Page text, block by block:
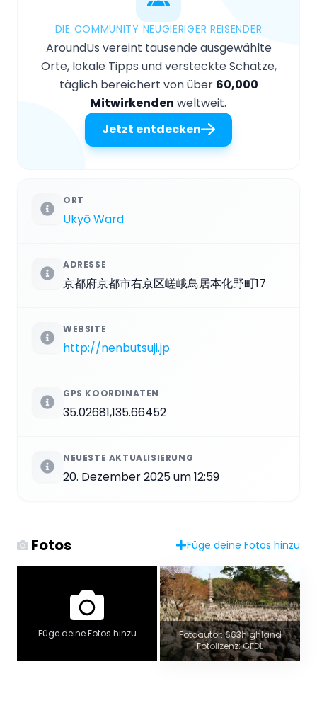
DIE COMMUNITY NEUGIERIGER REISENDER
AroundUs vereint tausende ausgewählte
Orte, lokale Tipps und versteckte Schätze,
täglich bereichert von über 60,000
Mitwirkenden weltweit.
Jetzt entdecken
ORT
Ukyō Ward
ADRESSE
京都府京都市右京区嵯峨鳥居本化野町17
WEBSITE
http://nenbutsuji.jp
GPS KOORDINATEN
35.02681,135.66452
NEUESTE AKTUALISIERUNG
20. Dezember 2025 um 12:59
Fotos Füge deine Fotos hinzu
Füge deine Fotos hinzu
Fotoautor: 663highland
Fotolizenz: GFDL